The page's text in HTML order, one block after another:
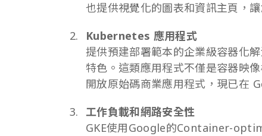
也提供視覺化的圖表和資訊主頁，
Kubernetes 應用程式
提供預建部署範本的企業級容器化
特色。這類應用程式不僅是容器映
開放原始碼商業應用程式，現已在
工作負載和網路安全性
GKE使用Google的Container-